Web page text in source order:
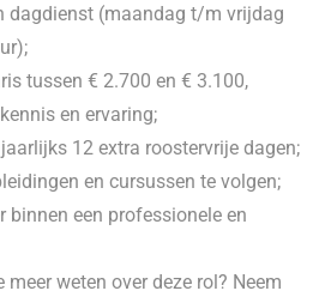
dagdienst (maandag t/m vrijdag
tussen € 2.700 en € 3.100,
en ervaring;
12 extra roostervrije dagen;
en cursussen te volgen;
binnen een professionele en
weten over deze rol? Neem